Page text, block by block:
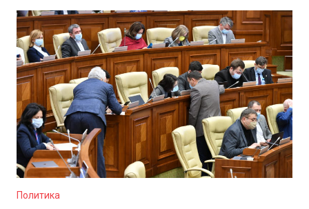
отставку. В противном случае, Блок объявит вотум
недоверия всему министерству юстиции.
Предложение ПСРМ
Политика